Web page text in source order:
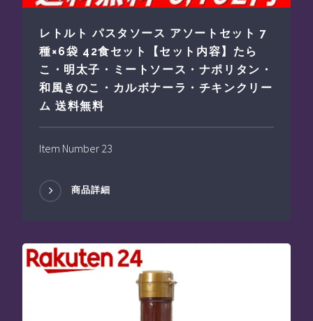
レトルト パスタソース アソートセット 7
種×6袋 42食セット【セット内容】たら
こ・明太子・ミートソース・ナポリタン・
和風きのこ・カルボナーラ・チキンクリー
ム 送料無料
Item Number 23
商品詳細